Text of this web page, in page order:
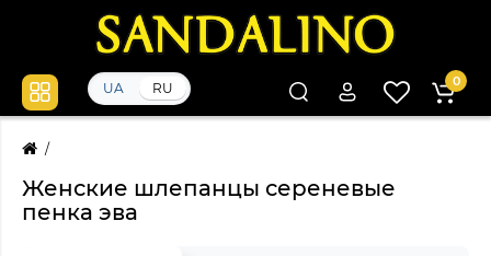
UA RU 0
Женские шлепанцы сереневые
пенка эва